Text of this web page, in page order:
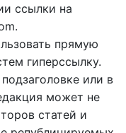
ссылки на
прямую
гиперссылку.
или в
может не
статей и